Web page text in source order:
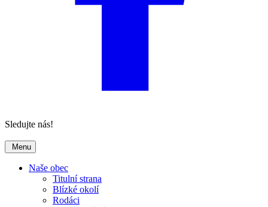
Sledujte nás!
Menu
Naše obec
Titulní strana
Blízké okolí
Rodáci